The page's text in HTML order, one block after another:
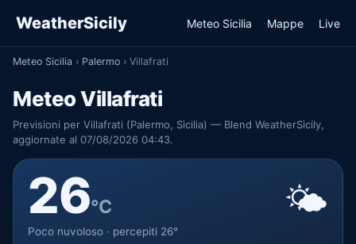
WeatherSicily Meteo Sicilia Mappe Live
Meteo Sicilia › Palermo › Villafrati
Meteo Villafrati
Previsioni per Villafrati (Palermo, Sicilia) — Blend WeatherSicily,
aggiornate al 07/08/2026 04:43.
26°C
Poco nuvoloso · percepiti 26°
🌤️